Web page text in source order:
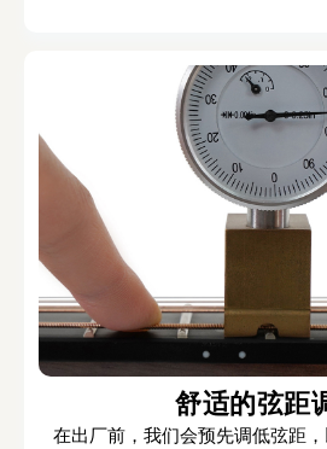
舒适的弦距
在出厂前，我们会预先调低弦距